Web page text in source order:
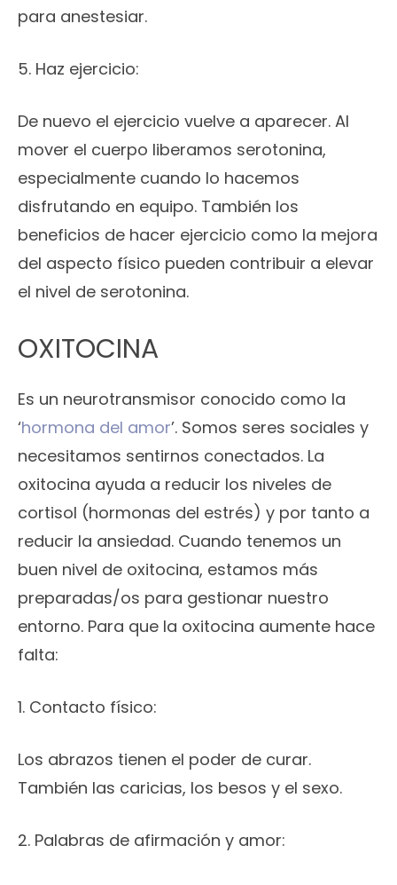
para anestesiar.
5. Haz ejercicio:
De nuevo el ejercicio vuelve a aparecer. Al
mover el cuerpo liberamos serotonina,
especialmente cuando lo hacemos
disfrutando en equipo. También los
beneficios de hacer ejercicio como la mejora
del aspecto físico pueden contribuir a elevar
el nivel de serotonina.
OXITOCINA
Es un neurotransmisor conocido como la
‘hormona del amor’. Somos seres sociales y
necesitamos sentirnos conectados. La
oxitocina ayuda a reducir los niveles de
cortisol (hormonas del estrés) y por tanto a
reducir la ansiedad. Cuando tenemos un
buen nivel de oxitocina, estamos más
preparadas/os para gestionar nuestro
entorno. Para que la oxitocina aumente hace
falta:
1. Contacto físico:
Los abrazos tienen el poder de curar.
También las caricias, los besos y el sexo.
2. Palabras de afirmación y amor: